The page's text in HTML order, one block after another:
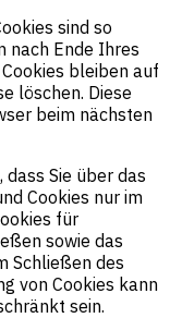
sind so
nach Ende Ihres
bleiben auf
löschen. Diese
beim nächsten
Sie über das
Cookies nur im
für
sowie das
Schließen des
von Cookies kann
sein.